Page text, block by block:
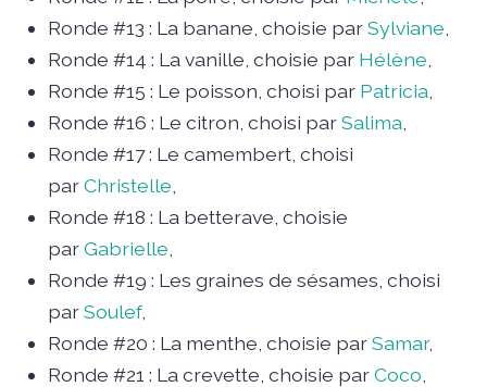
Ronde #13 : La banane, choisie parSylviane
Ronde #14 : La vanille, choisie par Hélène
Ronde #15 : Le poisson, choisi par Patricia
Ronde #16 : Le citron, choisi parSalima
Ronde #17 : Le camembert, choisi
parChristelle
Ronde #18 : La betterave, choisie
parGabrielle
Ronde #19 : Les graines de sésames, choisi
parSoulef,
Ronde #20 : La menthe, choisie parSamar,
Ronde #21 : La crevette, choisie parCoco